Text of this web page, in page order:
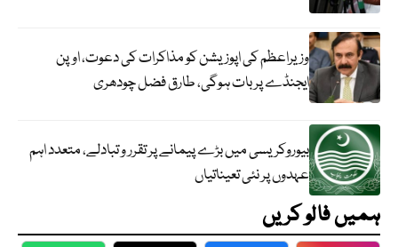
وزیراعظم کی اپوزیشن کو مذاکرات کی دعوت، اوپن
ایجنڈے پر بات ہوگی، طارق فضل چودھری
بیوروکریسی میں بڑے پیمانے پر تقرر و تبادلے، متعدد اہم
عہدوں پر نئی تعیناتیاں
ہمیں فالو کریں